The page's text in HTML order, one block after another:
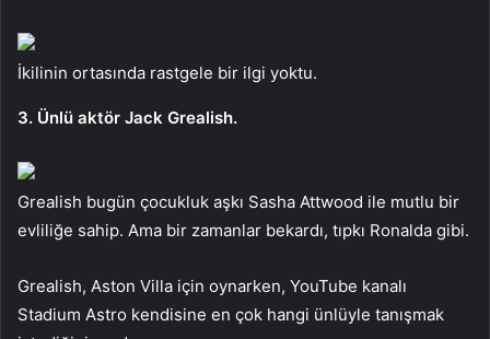
İkilinin ortasında rastgele bir ilgi yoktu.
3. Ünlü aktör Jack Grealish.
Grealish bugün çocukluk aşkı Sasha Attwood ile mutlu bir
evliliğe sahip. Ama bir zamanlar bekardı, tıpkı Ronalda gibi.
Grealish, Aston Villa için oynarken, YouTube kanalı
Stadium Astro kendisine en çok hangi ünlüyle tanışmak